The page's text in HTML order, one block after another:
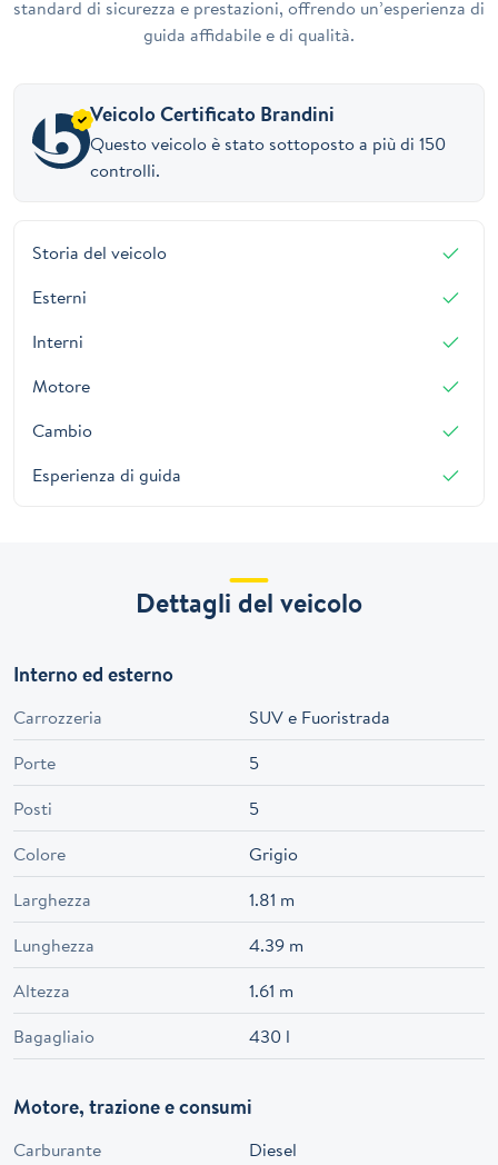
standard di sicurezza e prestazioni, offrendo un’esperienza di
guida affidabile e di qualità.
Veicolo Certificato Brandini
Questo veicolo è stato sottoposto a più di 150
controlli.
Storia del veicolo
Esterni
Interni
Motore
Cambio
Esperienza di guida
Dettagli del veicolo
Interno ed esterno
Carrozzeria
SUV e Fuoristrada
Porte
5
Posti
5
Colore
Grigio
Larghezza
1.81 m
Lunghezza
4.39 m
Altezza
1.61 m
Bagagliaio
430 l
Motore, trazione e consumi
Carburante Diesel